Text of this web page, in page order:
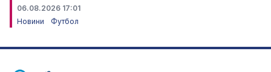
06.08.2026 17:01
Новини
Футбол